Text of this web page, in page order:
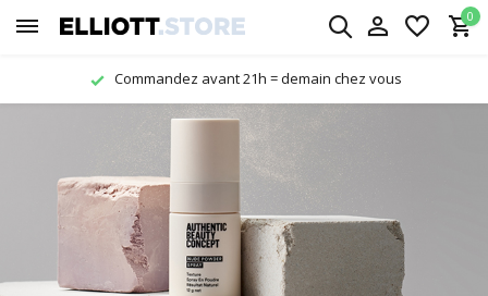
0
Commandez avant 21h = demain chez vous